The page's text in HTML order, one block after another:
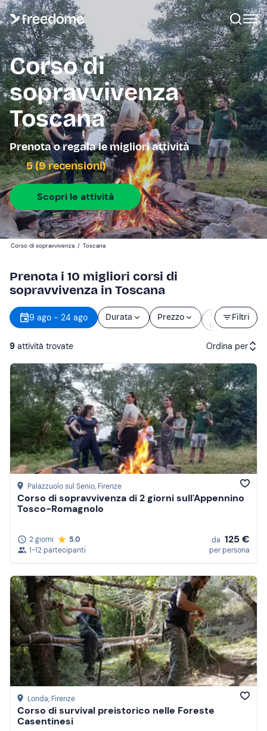
Corso di
sopravvivenza
Toscana
Prenota o regala le migliori attività
5 (9 recensioni)
Scopri le attività
Corso di sopravvivenza / Toscana
Prenota i 10 migliori corsi di
sopravvivenza in Toscana
Filtri
9 ago - 24 ago Durata Prezzo
Orario
d’inizio
9 attività trovate Ordina per
Attività consigliate
Prezzo (crescente)
Prezzo (decrescente)
Recensioni
Palazzuolo sul Senio, Firenze
Corso di sopravvivenza di 2 giorni sull'Appennino
Tosco-Romagnolo
2 giorni
5.0
1-12 partecipanti
da 125 €
per persona
Londa, Firenze
Corso di survival preistorico nelle Foreste
Casentinesi